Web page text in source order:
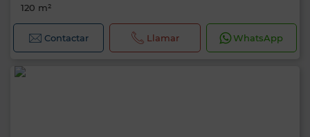
120 m²
Contactar Llamar WhatsApp